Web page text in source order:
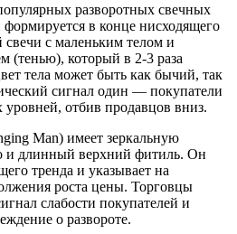
разворотных свечных
в конце нисходящего
свечи с маленьким телом и
который в 2-3 раза
тела может быть как бычий, так
сигнал один — покупатели
отбив продавцов вниз.
Man) имеет зеркальную
и длинный верхний фитиль. Он
тренда и указывает на
роста цены. Торговцы
слабости покупателей и
о развороте.